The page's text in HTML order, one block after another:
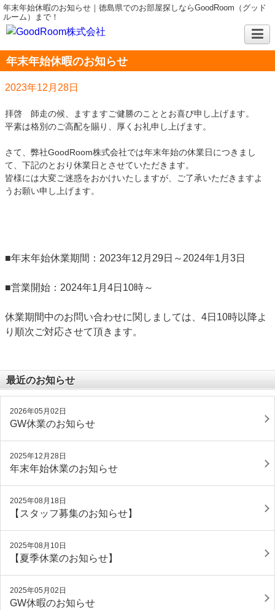
年末年始休暇のお知らせ｜徳島県でのお部屋探しならGoodRoom（グッド
ルーム）まで！
年末年始休暇のお知らせ
2023年12月28日
拝啓 師走の候、ますますご健勝のこととお喜び申し上げます。
平素は格別のご高配を賜り、厚くお礼申し上げます。
さて、弊社GoodRoom株式会社では年末年始の休業日につきまし
て、下記のとおり休業日とさせていただきます。
皆様には大変ご迷惑をおかけいたしますが、ご了承いただきますよ
うお願い申し上げます。
■年末年始休業期間：2023年12月29日～2024年1月3日
■営業開始：2024年1月4日10時～
休業期間中のお問い合わせに関しましては、4日10時以降よ
り順次ご対応させて頂きます。
最近のお知らせ
2026年05月02日
GW休業のお知らせ
2025年12月28日
年末年始休業のお知らせ
2025年08月18日
【スタッフ募集のお知らせ】
2025年08月10日
【夏季休業のお知らせ】
2025年05月02日
GW休暇のお知らせ